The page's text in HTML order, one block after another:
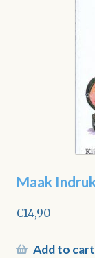
Maak
€14,90
Add to cart